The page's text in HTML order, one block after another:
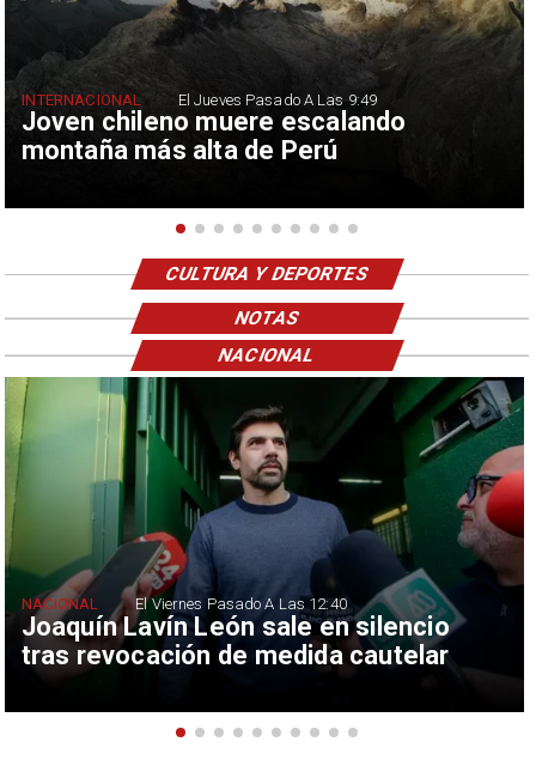
Joven chileno muere escalando
montaña más alta de Perú
INTERNACIONAL El Jueves Pasado A Las 9:49
CULTURA Y DEPORTES
NOTAS
Joaquín Lavín León sale en silencio
tras revocación de medida cautelar
NACIONAL El Viernes Pasado A Las 12:40
NACIONAL